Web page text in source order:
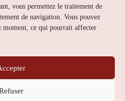
vous permettez le traitement de
de navigation. Vous pouvez
moment, ce qui pourrait affecter